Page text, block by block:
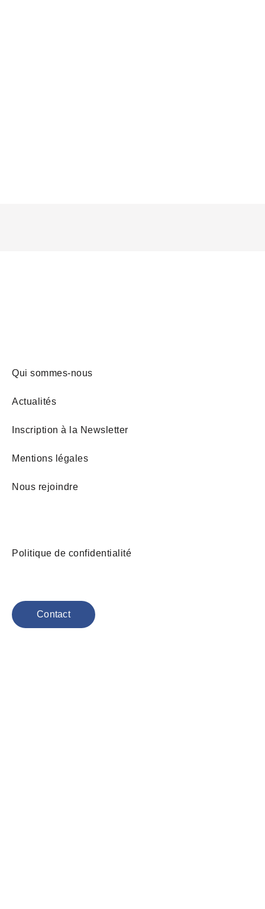
Qui sommes-nous
Actualités
Inscription à la Newsletter
Mentions légales
Nous rejoindre
Politique de confidentialité
Contact